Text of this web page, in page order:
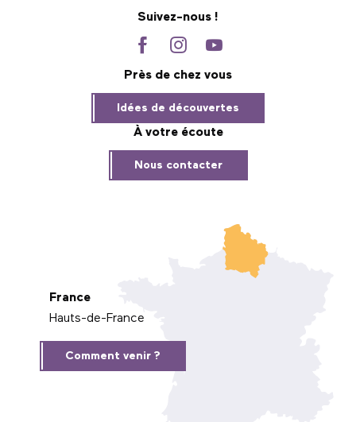
Suivez-nous !
Près de chez vous
Idées de découvertes
À votre écoute
Nous contacter
France
Hauts-de-France
Comment venir ?